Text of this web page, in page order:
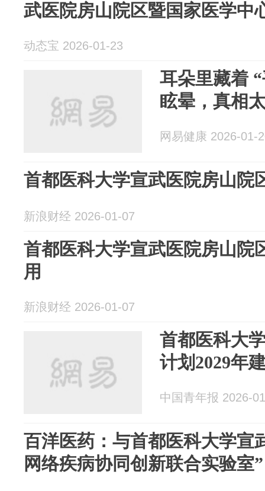
武医院房山院区暨国家医学中
动态宝 2026-01-23
耳朵里藏着
眩晕，真相
网易健康 2026-01-
首都医科大学宣武医院房山院
新浪财经 2026-01-07
首都医科大学宣武医院房山院
用
新浪财经 2026-01-07
首都医科大
计划2029年
中国青年报 2026-
百洋医药：与首都医科大学宣
网络疾病协同创新联合实验室”